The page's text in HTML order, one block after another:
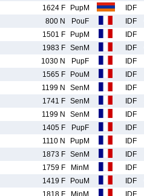
1624 F PupM IDF
800 N PouF IDF
1501 F PupM IDF
1983 F SenM IDF
1030 N PupF IDF
1565 F PouM IDF
1199 N SenM IDF
1741 F SenM IDF
1199 N SenM IDF
1405 F PupF IDF
1110 N PupM IDF
1873 F SenM IDF
1759 F MinM IDF
1419 F PouM IDF
1818 F MinM IDF